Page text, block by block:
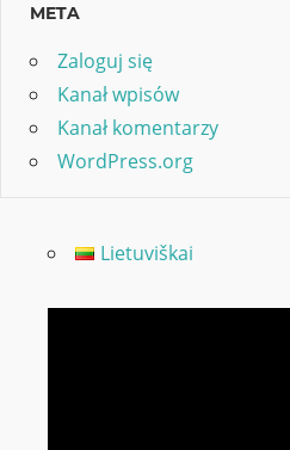
META
Zaloguj się
Kanał wpisów
Kanał komentarzy
WordPress.org
Lietuviškai